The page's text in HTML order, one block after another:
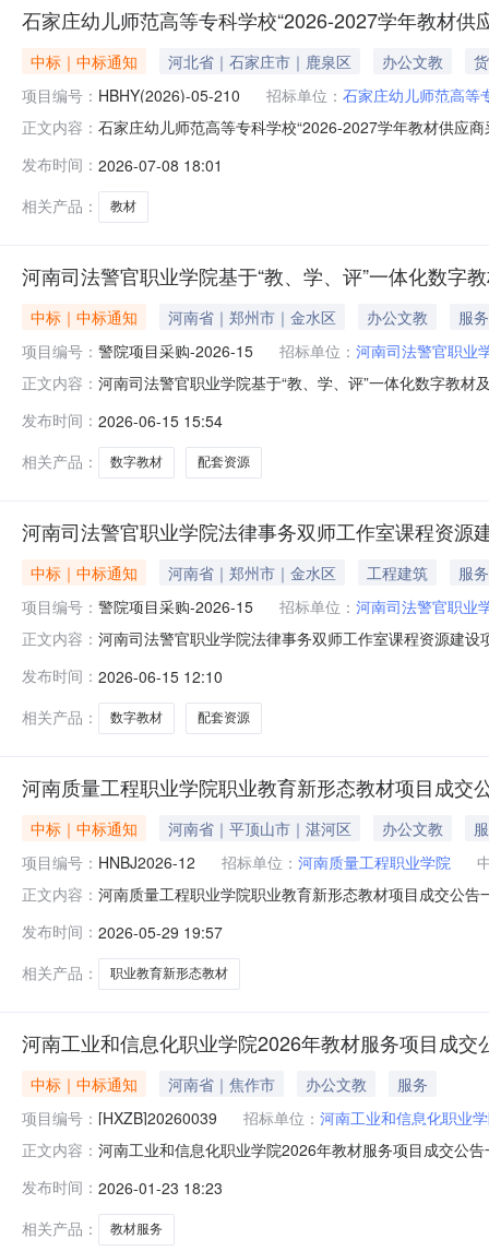
石家庄幼儿师范高等专科学校“2026-2027学年教材供
中标｜中标通知 河北省｜石家庄市｜鹿泉区 办公文教
项目编号： HBHY(2026)-05-210 招标单位： 石家庄幼儿师范高等
正文内容： 石家庄幼儿师范高等专科学校“2026-2027学年教材供应
名称：石家庄幼儿师范高等专科学校“2026-2027学年教
发布时间： 2026-07-08 18:01
相关产品：
教材
河南司法警官职业学院基于“教、学、评”一体化数字
中标｜中标通知 河南省｜郑州市｜金水区 办公文教
服务
项目编号： 警院项目采购-2026-15 招标单位： 河南司法警官职业
正文内容： 河南司法警官职业学院基于“教、学、评”一体化数字教
称：河南蓝色畅想教育科技有限公司供应商地址：河南
发布时间： 2026-06-15 15:54
相关产品：
数字教材 配套资源
河南司法警官职业学院法律事务双师工作室课程资源
中标｜中标通知 河南省｜郑州市｜金水区 工程建筑
服务
项目编号： 警院项目采购-2026-15 招标单位： 河南司法警官职业
正文内容： 河南司法警官职业学院法律事务双师工作室课程资源建
教育科技有限公司供应商地址：河南省郑州市高新技术
发布时间： 2026-06-15 12:10
相关产品：
数字教材 配套资源
河南质量工程职业学院职业教育新形态教材项目成交
中标｜中标通知 河南省｜平顶山市｜湛河区 办公文教
项目编号： HNBJ2026-12 招标单位： 河南质量工程职业学院
正文内容： 河南质量工程职业学院职业教育新形态教材项目成交公
465400.00元供应商地址：河南省郑州市高新技术产业
符合国家及行业
发布时间： 2026-05-29 19:57
相关产品：
职业教育新形态教材
河南工业和信息化职业学院2026年教材服务项目成交
中标｜中标通知 河南省｜焦作市 办公文教
服务
项目编号： [HXZB]20260039 招标单位： 河南工业和信息化职业
正文内容： 河南工业和信息化职业学院2026年教材服务项目成交公
合折扣率）：74%地址：河南省郑州市中原区汝河路南
发布时间： 2026-01-23 18:23
相关产品：
教材服务